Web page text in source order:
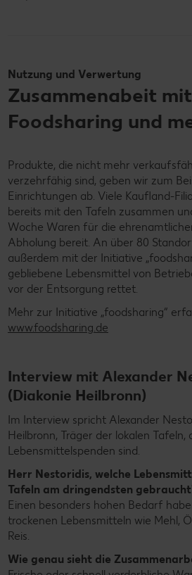
Nutzung und Verwertung
Zusammenabeit
Foodsharing und
Produkte, die nicht mehr
verzehrfähig sind, geben wir zum
Einrichtungen ab. Viele Kaufland-
bereits mit den Tafeln zusammen
Woche Waren für die
Abholung bereit. An über 80
außerdem mit der Initiative
gebliebene Lebensmittel von
vor der Entsorgung rettet.
Mehr zur Initiative „foodsharing“
www.foodsharing.de
Interview mit Alexander
(Diakonie Heilbronn)
Im Interview spricht Alexander
Heilbronn, Träger der lokalen Tafeln,
Lebensmittelspenden sind.
Herr Nestoridis, welche
Tafeln am dringendsten
Einen besonders hohen Bedarf
trockenen Lebensmitteln wie Mehl,
Reis.
Wie genau sieht die